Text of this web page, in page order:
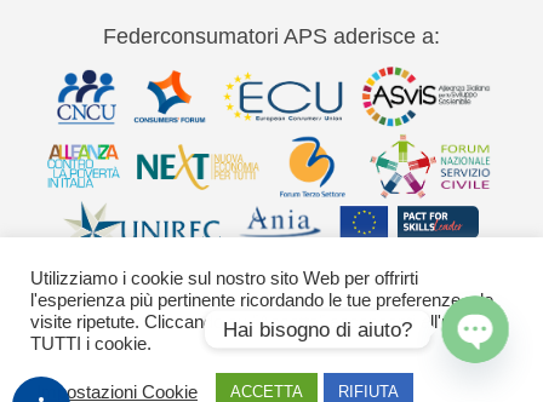
Federconsumatori APS aderisce a:
Via Palestro 11 00185 Roma - tel 06
42020755-9 federconsumatori@federconsumatori.it Ufficio stampa tel: 06
Utilizziamo i cookie sul nostro sito Web per offrirti
l'esperienza più pertinente ricordando le tue preferenze e le
visite ripetute. Cliccando su "Accetta" acconsenti all'uso di
TUTTI i cookie.
Impostazioni Cookie ACCETTA RIFIUTA
Hai bisogno di aiuto?